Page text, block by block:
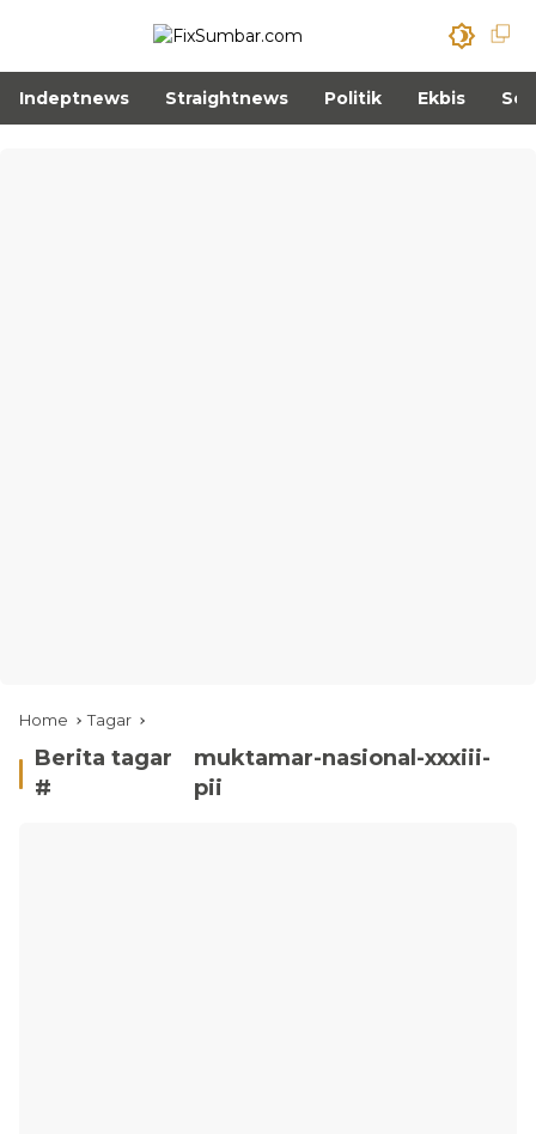
Indeptnews Straightnews Politik Ekbis
Home Tagar
Berita tagar
#
muktamar-nasional-xxxiii-
pii